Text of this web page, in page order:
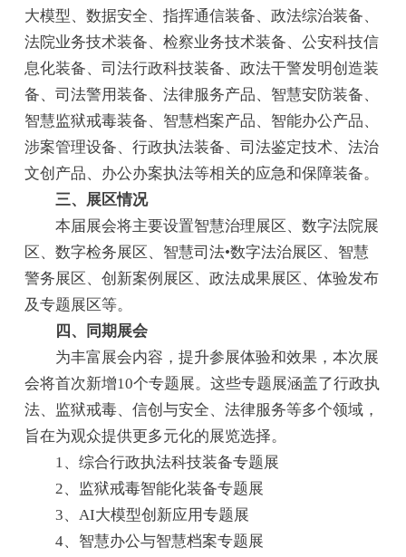
大模型、数据安全、指挥通信装备、政法综治装备、
法院业务技术装备、检察业务技术装备、公安科技信
息化装备、司法行政科技装备、政法干警发明创造装
备、司法警用装备、法律服务产品、智慧安防装备、
智慧监狱戒毒装备、智慧档案产品、智能办公产品、
涉案管理设备、行政执法装备、司法鉴定技术、法治
文创产品、办公办案执法等相关的应急和保障装备。
三、展区情况
本届展会将主要设置智慧治理展区、数字法院展
区、数字检务展区、智慧司法•数字法治展区、智慧
警务展区、创新案例展区、政法成果展区、体验发布
及专题展区等。
四、同期展会
为丰富展会内容，提升参展体验和效果，本次展
会将首次新增10个专题展。这些专题展涵盖了行政执
法、监狱戒毒、信创与安全、法律服务等多个领域，
旨在为观众提供更多元化的展览选择。
1、综合行政执法科技装备专题展
2、监狱戒毒智能化装备专题展
3、AI大模型创新应用专题展
4、智慧办公与智慧档案专题展